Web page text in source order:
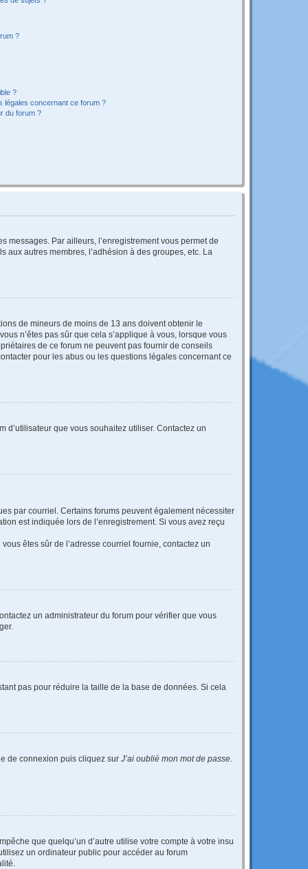
?
?
légales concernant ce forum ?
du forum ?
messages. Par ailleurs, l’enregistrement vous permet de
autres membres, l’adhésion à des groupes, etc. La
de mineurs de moins de 13 ans doivent obtenir le
n’êtes pas sûr que cela s’applique à vous, lorsque vous
de ce forum ne peuvent pas fournir de conseils
pour les abus ou les questions légales concernant ce
d’utilisateur que vous souhaitez utiliser. Contactez un
par courriel. Certains forums peuvent également nécessiter
est indiquée lors de l’enregistrement. Si vous avez reçu
êtes sûr de l’adresse courriel fournie, contactez un
un administrateur du forum pour vérifier que vous
pas pour réduire la taille de la base de données. Si cela
de connexion puis cliquez sur J’ai oublié mon mot de passe
que quelqu’un d’autre utilise votre compte à votre insu
un ordinateur public pour accéder au forum